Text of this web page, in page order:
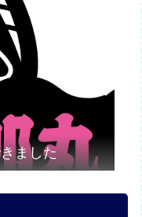
ました